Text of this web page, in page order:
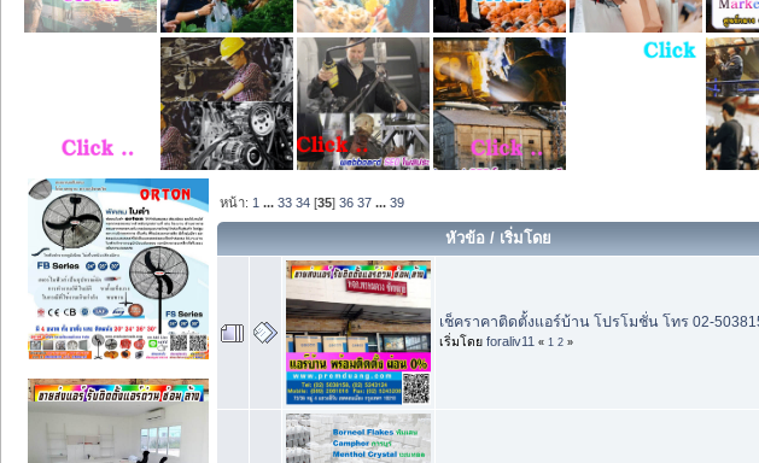
หน้า: 1 ...33 34 [35]36 37 ...39
หัวข้อ / เริ่มโดย
เช็คราคาติดตั้งแอร์บ้าน โปรโมชั่น โทร 02-
เริ่มโดย foraliv11 « 1 2 »